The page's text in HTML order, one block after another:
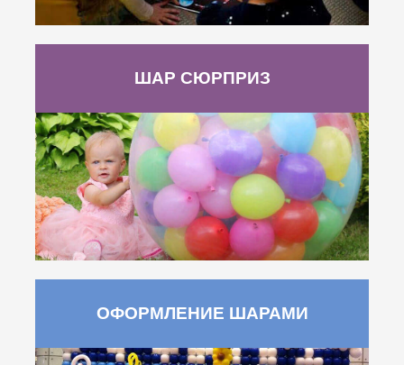
ШАР СЮРПРИЗ
ОФОРМЛЕНИЕ ШАРАМИ